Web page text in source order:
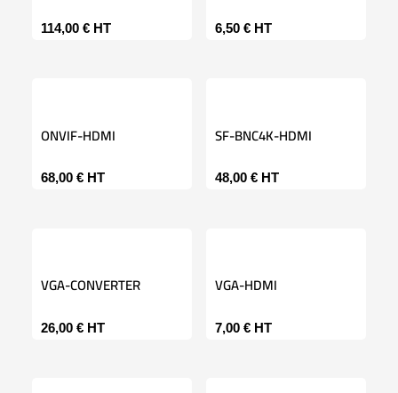
114,00 € HT 6,50 € HT
ONVIF-HDMI
68,00 € HT
SF-BNC4K-HDMI
48,00 € HT
VGA-CONVERTER
26,00 € HT
VGA-HDMI
7,00 € HT